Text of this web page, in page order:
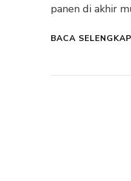
panen di akhir
BACA